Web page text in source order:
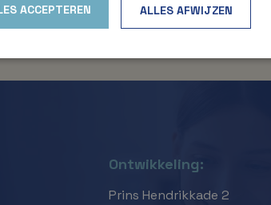
loting plaatsvinden.
Ontwikkeling:
Prins Hendrikkade 2
ACCEPTEREN ALLES AFWIJZEN